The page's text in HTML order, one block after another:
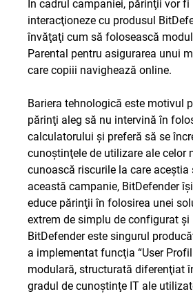
În cadrul campaniei, părinţii vor
interacţioneze cu produsul
învăţaţi cum să folosească
Parental pentru asigurarea unui
care copiii navighează online.
Bariera tehnologică este motivul
părinţi aleg să nu intervină în
calculatorului şi preferă să se
cunoştinţele de utilizare ale celor
cunoască riscurile la care aceştia
această campanie, BitDefender
educe părinţii în folosirea unei
extrem de simplu de configurat
BitDefender este singurul
a implementat funcţia “User
modulară, structurată diferenţiat
gradul de cunoştinţe IT ale